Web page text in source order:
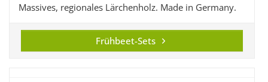
Massives, regionales Lärchenholz. Made in Germany.
Frühbeet-Sets